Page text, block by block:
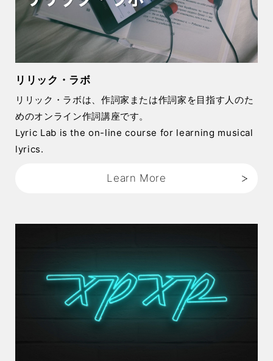
リリック・ラボ
リリック・ラボは、作詞家または作詞家を目指す人のた
めのオンライン作詞講座です。
Lyric Lab is the on-line course for learning musical
lyrics.
Learn More